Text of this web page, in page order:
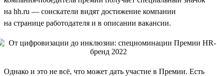
на hh.ru — соискатели видят достижение компании
на странице работодателя и в описании вакансии.
Однако и это не всё, что может дать участие в Премии. Есть